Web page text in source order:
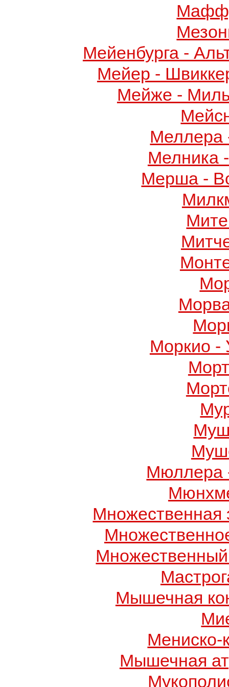
Мейенбурга -
Мейер -
Мейже -
Меллера
Мелника
Мерша -
Моркио -
Мюллера
Множественная
Мышечная
Мениско-
Мышечная